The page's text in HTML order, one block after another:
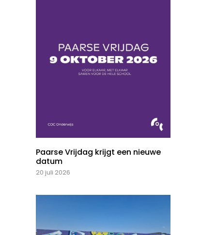
Paarse Vrijdag krijgt een nieuwe
datum
20 juli 2026